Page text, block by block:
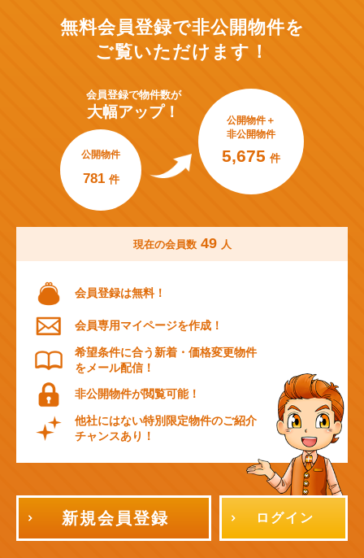
無料会員登録で非公開物件を
ご覧いただけます！
会員登録で物件数が
大幅アップ！
公開物件
781 件
公開物件＋
非公開物件
5,675 件
現在の会員数 49 人
会員登録は無料！
会員専用マイページを作成！
希望条件に合う新着・価格変更物件
をメール配信！
非公開物件が閲覧可能！
他社にはない特別限定物件のご紹介
チャンスあり！
新規会員登録 ログイン